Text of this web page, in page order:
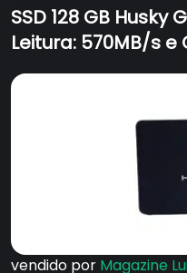
SSD 128 GB Husky
Leitura: 570MB/s
Preto - HGML000
vendido por Magazine